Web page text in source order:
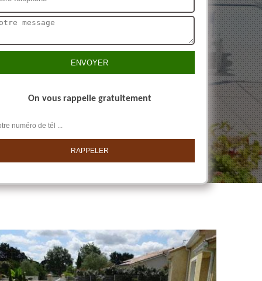
On vous rappelle gratuitement